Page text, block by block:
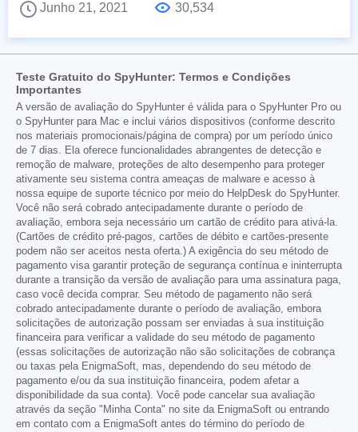
Junho 21, 2021
30,534
Teste Gratuito do SpyHunter: Termos e Condições
Importantes
A versão de avaliação do SpyHunter é válida para o SpyHunter Pro ou
o SpyHunter para Mac e inclui vários dispositivos (conforme descrito
nos materiais promocionais/página de compra) por um período único
de 7 dias. Ela oferece funcionalidades abrangentes de detecção e
remoção de malware, proteções de alto desempenho para proteger
ativamente seu sistema contra ameaças de malware e acesso à
nossa equipe de suporte técnico por meio do HelpDesk do SpyHunter.
Você não será cobrado antecipadamente durante o período de
avaliação, embora seja necessário um cartão de crédito para ativá-la.
(Cartões de crédito pré-pagos, cartões de débito e cartões-presente
podem não ser aceitos nesta oferta.) A exigência do seu método de
pagamento visa garantir proteção de segurança contínua e ininterrupta
durante a transição da versão de avaliação para uma assinatura paga,
caso você decida comprar. Seu método de pagamento não será
cobrado antecipadamente durante o período de avaliação, embora
solicitações de autorização possam ser enviadas à sua instituição
financeira para verificar a validade do seu método de pagamento
(essas solicitações de autorização não são solicitações de cobrança
ou taxas pela EnigmaSoft, mas, dependendo do seu método de
pagamento e/ou da sua instituição financeira, podem afetar a
disponibilidade da sua conta). Você pode cancelar sua avaliação
através da seção "Minha Conta" no site da EnigmaSoft ou entrando
em contato com a EnigmaSoft antes do término do período de